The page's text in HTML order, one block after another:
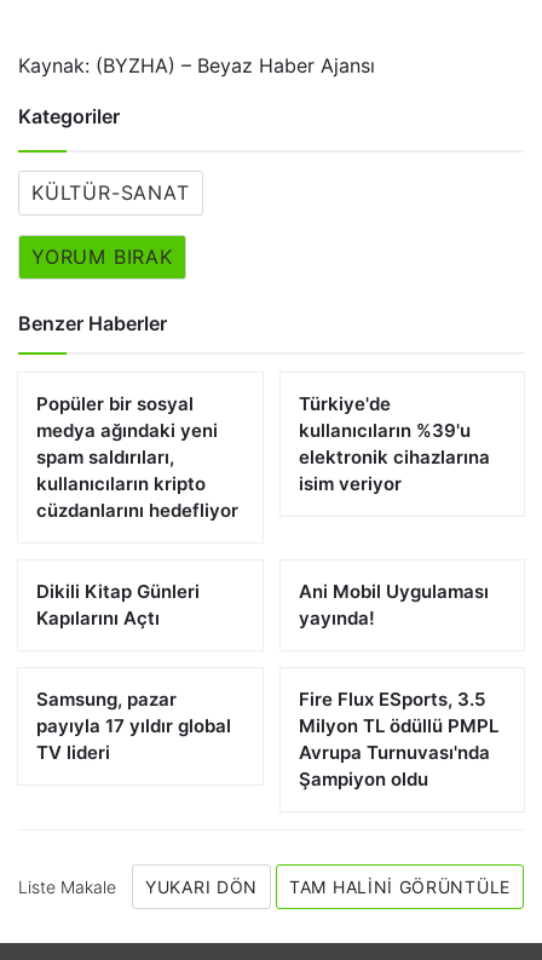
Kaynak: (BYZHA) – Beyaz Haber Ajansı
Kategoriler
KÜLTÜR-SANAT
YORUM BIRAK
Benzer Haberler
Popüler bir sosyal
medya ağındaki yeni
spam saldırıları,
kullanıcıların kripto
cüzdanlarını hedefliyor
Türkiye'de
kullanıcıların %39'u
elektronik cihazlarına
isim veriyor
Dikili Kitap Günleri
Kapılarını Açtı
Ani Mobil Uygulaması
yayında!
Samsung, pazar
payıyla 17 yıldır global
TV lideri
Fire Flux ESports, 3.5
Milyon TL ödüllü PMPL
Avrupa Turnuvası'nda
Şampiyon oldu
Liste Makale YUKARI DÖN TAM HALINI GÖRÜNTÜLE